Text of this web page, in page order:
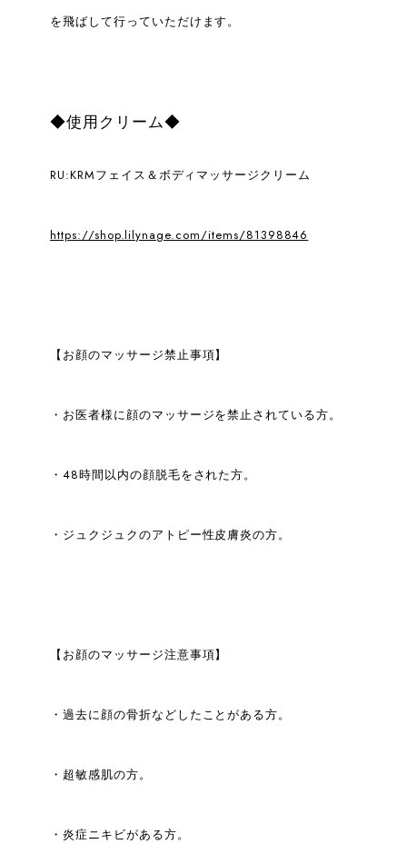
を飛ばして行っていただけます。
◆使用クリーム◆
RU:KRMフェイス＆ボディマッサージクリーム
https://shop.lilynage.com/items/81398846
【お顔のマッサージ禁止事項】
・お医者様に顔のマッサージを禁止されている方。
・48時間以内の顔脱毛をされた方。
・ジュクジュクのアトピー性皮膚炎の方。
【お顔のマッサージ注意事項】
・過去に顔の骨折などしたことがある方。
・超敏感肌の方。
・炎症ニキビがある方。